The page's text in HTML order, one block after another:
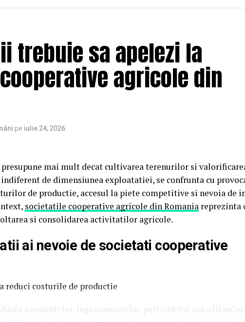
trebuie sa apelezi la
agricole din
pe iulie 24, 2026
mai mult decat cultivarea terenurilor si
de dimensiunea exploatatiei, se confrunta cu
de productie, accesul la piete competitive si nevoia de
societatile cooperative agricole din Romania reprezinta
si consolidarea activitatilor agricole.
ai nevoie de societati cooperative
reduci costurile de productie
a semintelor, ingrasamintelor, pesticidelor sau utilajelor